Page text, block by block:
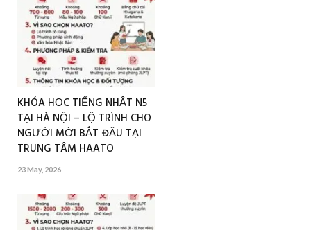
KHÓA HỌC TIẾNG NHẬT N5
TẠI HÀ NỘI – LỘ TRÌNH CHO
NGƯỜI MỚI BẮT ĐẦU TẠI
TRUNG TÂM HAATO
23 May, 2026